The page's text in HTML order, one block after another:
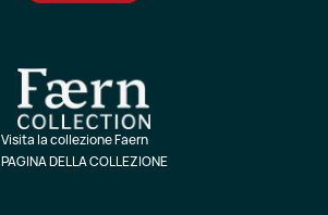
Visita la collezione Faern
PAGINA DELLA COLLEZIONE